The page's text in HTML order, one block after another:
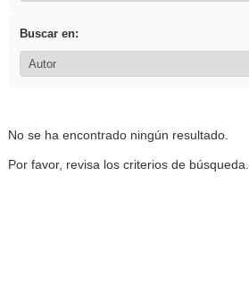
Buscar en:
No se ha encontrado ningún resultado.
Por favor, revisa los criterios de búsqueda.